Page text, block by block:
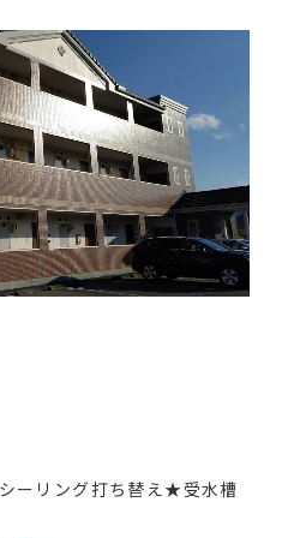
リング打ち替え★受水槽